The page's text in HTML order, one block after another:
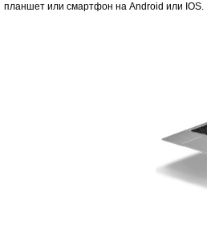
планшет или смартфон на Android или IOS.